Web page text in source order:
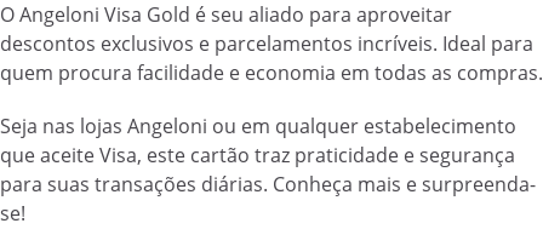
O Angeloni Visa Gold é seu aliado para aproveitar
descontos exclusivos e parcelamentos incríveis. Ideal para
quem procura facilidade e economia em todas as compras.
Seja nas lojas Angeloni ou em qualquer estabelecimento
que aceite Visa, este cartão traz praticidade e segurança
para suas transações diárias. Conheça mais e surpreenda-
se!